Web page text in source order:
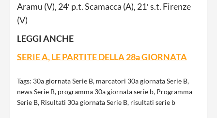
Aramu (V), 24′ p.t. Scamacca (A), 21′ s.t. Firenze
(V)
LEGGI ANCHE
SERIE A, LE PARTITE DELLA 28a GIORNATA
Tags: 30a giornata Serie B, marcatori 30a giornata Serie B,
news Serie B, programma 30a giornata serie b, Programma
Serie B, Risultati 30a giornata Serie B, risultati serie b